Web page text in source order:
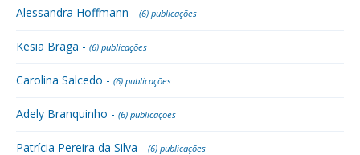
Alessandra Hoffmann - (6) publicações
Kesia Braga - (6) publicações
Carolina Salcedo - (6) publicações
Adely Branquinho - (6) publicações
Patrícia Pereira da Silva - (6) publicações